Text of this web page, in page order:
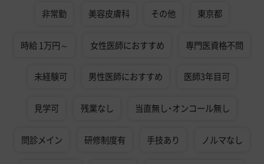
非常勤 美容皮膚科 その他 東京都
時給 1万円～ 女性医師におすすめ 専門医資格不問
未経験可 男性医師におすすめ 医師3年目可
見学可 残業なし 当直無し・オンコール無し
問診メイン 研修制度有 手技あり ノルマなし